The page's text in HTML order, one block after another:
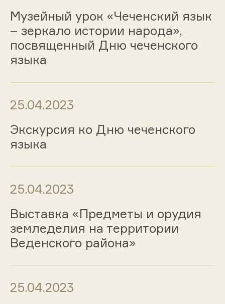
Музейный урок «Чеченский язык
– зеркало истории народа»,
посвященный Дню чеченского
языка
25.04.2023
Экскурсия ко Дню чеченского
языка
25.04.2023
Выставка «Предметы и орудия
земледелия на территории
Веденского района»
25.04.2023